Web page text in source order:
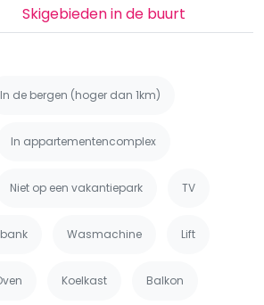
Skigebieden in de buurt
In de bergen (hoger dan 1km)
In appartementencomplex
Niet op een vakantiepark TV
Wasmachine Lift
Koelkast Balkon